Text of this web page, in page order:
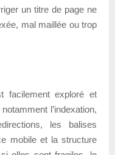
un titre de page ne
mal maillée ou trop
facilement exploré et
l’indexation,
les balises
mobile et la structure